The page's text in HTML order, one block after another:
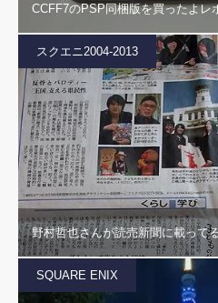
CCFF7のPSP同梱版を買ったよレ
スクエニ2004-2013
野村哲也さんが読売新聞に載って
SQUARE ENIX